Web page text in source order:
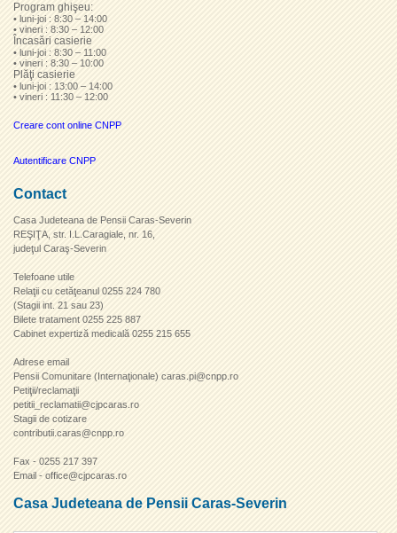
Program ghişeu:
• luni-joi : 8:30 – 14:00
• vineri : 8:30 – 12:00
Încasări casierie
• luni-joi : 8:30 – 11:00
• vineri : 8:30 – 10:00
Plăţi casierie
• luni-joi : 13:00 – 14:00
• vineri : 11:30 – 12:00
Creare cont online CNPP
Autentificare CNPP
Contact
Casa Judeteana de Pensii Caras-Severin
REŞIŢA, str. I.L.Caragiale, nr. 16,
judeţul Caraş-Severin
Telefoane utile
Relaţii cu cetăţeanul 0255 224 780
(Stagii int. 21 sau 23)
Bilete tratament 0255 225 887
Cabinet expertiză medicală 0255 215 655
Adrese email
Pensii Comunitare (Internaţionale) caras.pi@cnpp.ro
Petiţii/reclamaţii
petitii_reclamatii@cjpcaras.ro
Stagii de cotizare
contributii.caras@cnpp.ro
Fax - 0255 217 397
Email - office@cjpcaras.ro
Casa Judeteana de Pensii Caras-Severin